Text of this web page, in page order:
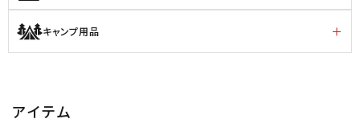
キャンプ用品
アイテム